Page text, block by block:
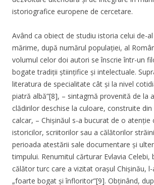
istoriografice europene de cercetare.
Având ca obiect de studiu istoria celui de-
mărime, după numărul populației, al
volumul celor doi autori se înscrie într-un
bogate tradiții științifice și intelectuale.
literatura de specialitate cât și la nivel
piatră albă”[8], – sintagmă provenită de la
clădirilor deschise la culoare, construite
calcar, – Chișinăul s-a bucurat de o atenție
istoricilor, scriitorilor sau a călătorilor
perioada atestării sale documentare și
timpului. Renumitul cărturar Evlavia Celebi,
călător turc care a vizitat orașul Chișinău,
„foarte bogat și înfloritor”[9]. Obținând,